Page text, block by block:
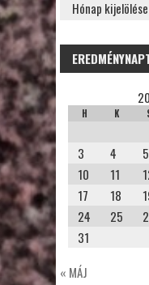
H K
3
4 5
10
11
17
18
24
25
31
« MÁJ